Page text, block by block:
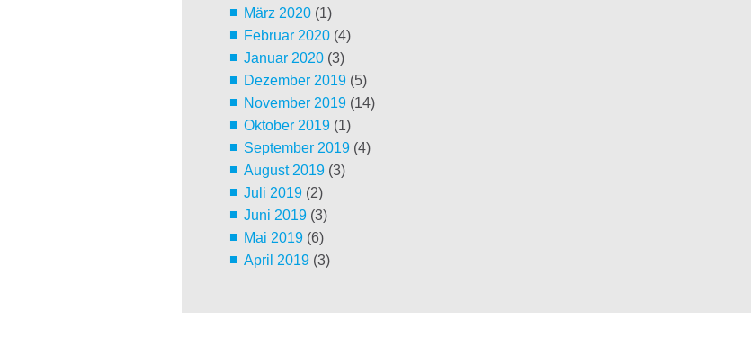
März 2020(1)
Februar 2020(4)
Januar 2020(3)
Dezember 2019(5)
November 2019(14)
Oktober 2019(1)
September 2019(4)
August 2019(3)
Juli 2019(2)
Juni 2019(3)
Mai 2019(6)
April 2019(3)